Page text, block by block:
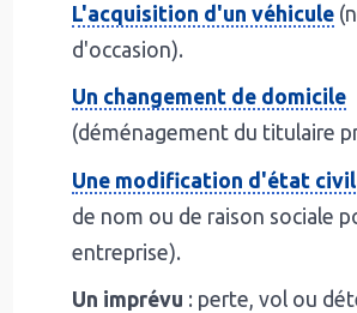
L'acquisition d'un véhicule
d'occasion).
Un changement de domicile
(déménagement du titulaire
Une modification d'état civil
de nom ou de raison sociale
entreprise).
Un imprévu : perte, vol ou